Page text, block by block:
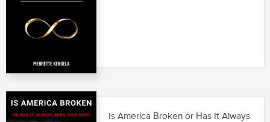
Is America Broken or Has It Always